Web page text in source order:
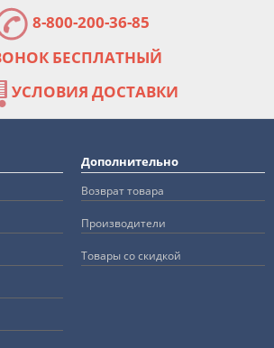
8-800-200-36-85
БЕСПЛАТНЫЙ
УСЛОВИЯ ДОСТАВКИ
Дополнительно
Возврат товара
Производители
Товары со скидкой